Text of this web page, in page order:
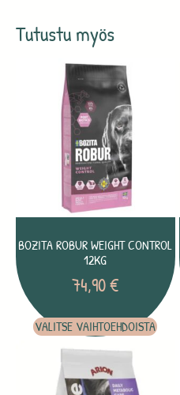
Tutustu myös
BOZITA ROBUR WEIGHT CONTROL
12KG
74,90€
VALITSE VAIHTOEHDOISTA